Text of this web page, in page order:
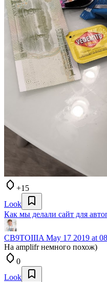
+15
Look
Как мы делали сайт для
CB9TOIIIA May 17 2019 at
На amplifr немного похож)
0
Look